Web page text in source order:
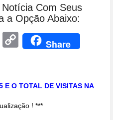
Com Seus
a Opção Abaixo:
X CopyShare
E O TOTAL DE VISITAS NA
! ***